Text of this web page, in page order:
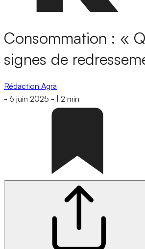
Consommation : «
signes de
Rédaction Agra
- 6 juin 2025 - 2 min